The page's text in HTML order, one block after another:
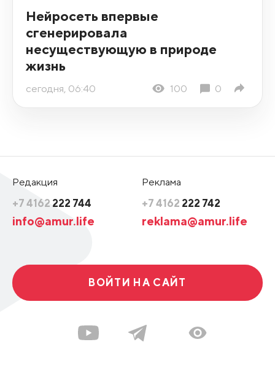
Нейросеть впервые
сгенерировала
несуществующую в природе
жизнь
сегодня, 06:40 100 0
Редакция
+7 4162 222 744
info@amur.life
Реклама
+7 4162 222 742
reklama@amur.life
ВОЙТИ НА САЙТ